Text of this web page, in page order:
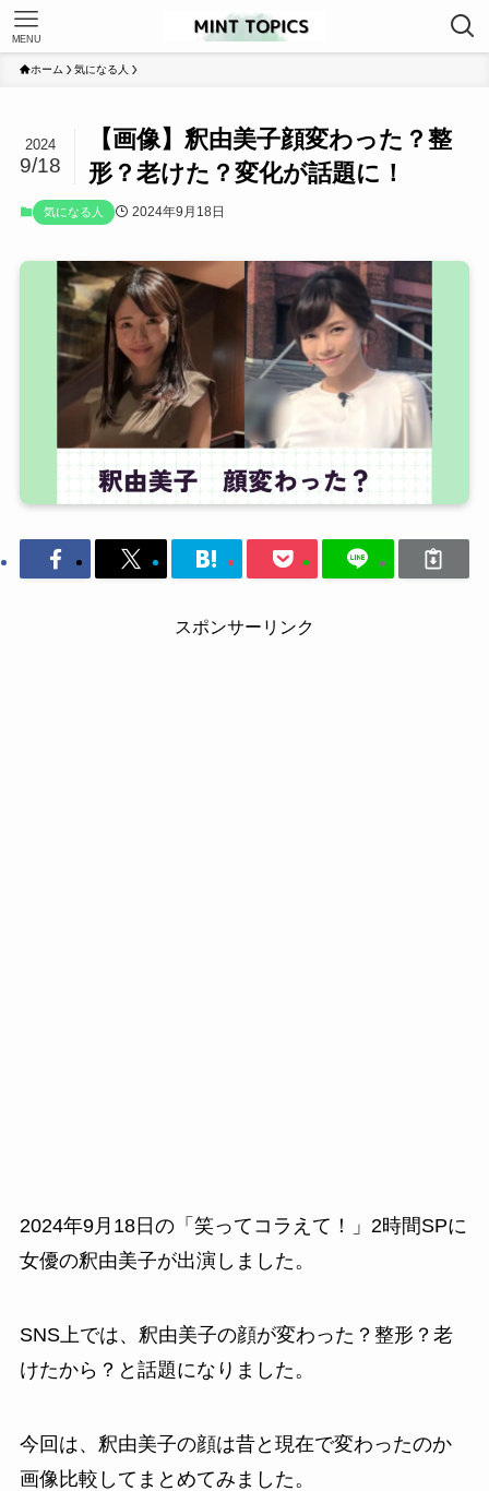
MENU
ホーム 気になる人
【画像】釈由美子顔変わった？整
形？老けた？変化が話題に！
2024
9/18
気になる人 2024年9月18日
スポンサーリンク
2024年9月18日の「笑ってコラえて！」2時間SPに
女優の釈由美子が出演しました。
SNS上では、釈由美子の顔が変わった？整形？老
けたから？と話題になりました。
今回は、釈由美子の顔は昔と現在で変わったのか
画像比較してまとめてみました。